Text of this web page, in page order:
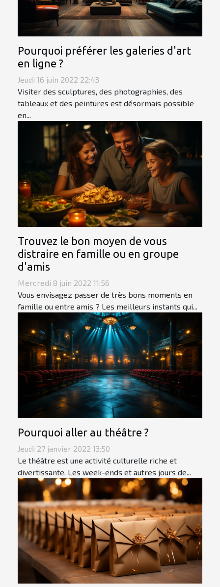
Pourquoi préférer les galeries d'art
en ligne ?
Jeudi 16 juin 2022 22:43
Visiter des sculptures, des photographies, des
tableaux et des peintures est désormais possible
en...
Trouvez le bon moyen de vous
distraire en famille ou en groupe
d'amis
Mercredi 8 juin 2022 11:56
Vous envisagez passer de très bons moments en
famille ou entre amis ? Les meilleurs instants qui...
Pourquoi aller au théâtre ?
Jeudi 27 janvier 2022 13:50
Le théâtre est une activité culturelle riche et
divertissante. Les week-ends et autres jours de...